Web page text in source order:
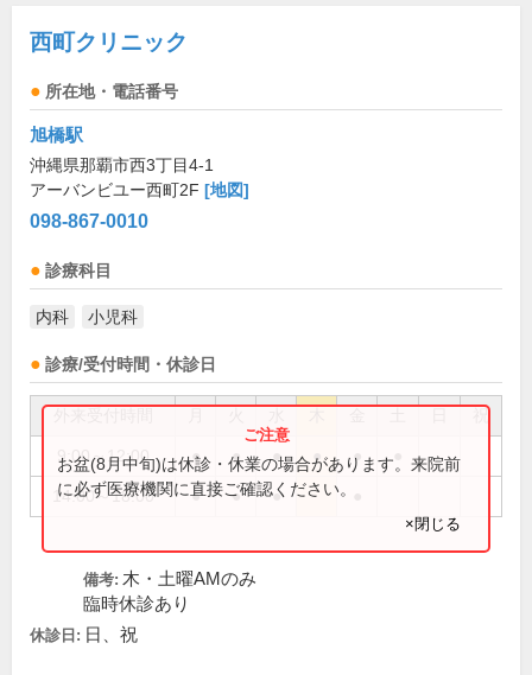
西町クリニック
所在地・電話番号
旭橋駅
沖縄県那覇市西3丁目4-1
アーバンビユー西町2F [地図]
098-867-0010
診療科目
内科 小児科
診療/受付時間・休診日
祝
9:00～12:00 ● ● ● ● ●
14:00～18:00 ● ● ●
お盆(8月中旬)は休診・休業の場合があります。来院前
に必ず医療機関に直接ご確認ください。
×閉じる
備考: 木・土曜AMのみ
臨時休診あり
休診日: 日、祝